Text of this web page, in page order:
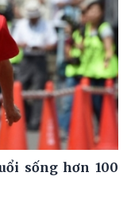
sống hơn 100